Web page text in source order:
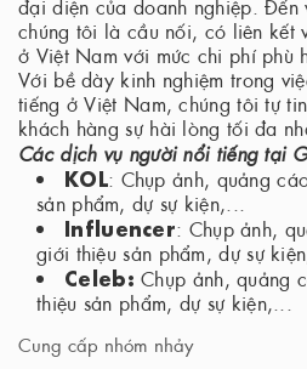
đại diện của doanh nghiệp. Đến
chúng tôi là cầu nối, có liên kết
ở Việt Nam với mức chi phí phù
Với bề dày kinh nghiệm trong
tiếng ở Việt Nam, chúng tôi tự
khách hàng sự hài lòng tối đa
Các dịch vụ người nổi tiếng tại
KOL: Chụp ảnh, quảng
sản phẩm, dự sự kiện,...
Influencer: Chụp ảnh,
giới thiệu sản phẩm, dự sự
Celeb: Chụp ảnh, quảng
thiệu sản phẩm, dự sự kiện,...
Cung cấp nhóm nhảy